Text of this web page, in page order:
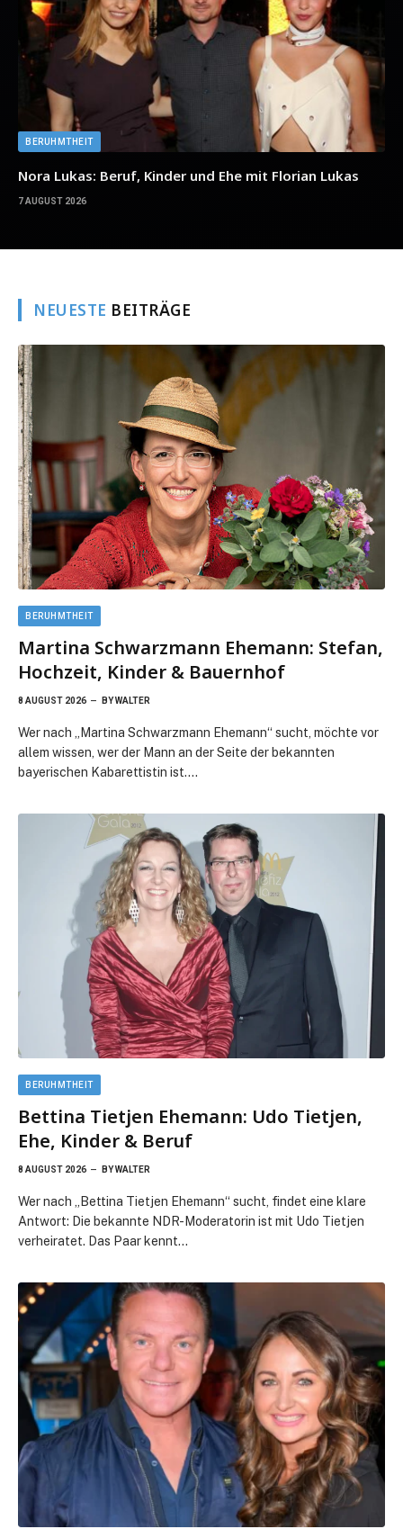
BERUHMTHEIT
Nora Lukas: Beruf, Kinder und Ehe mit Florian Lukas
7 AUGUST 2026
NEUESTE BEITRÄGE
BERUHMTHEIT
Martina Schwarzmann Ehemann: Stefan,
Hochzeit, Kinder & Bauernhof
8 AUGUST 2026 BYWALTER
Wer nach „Martina Schwarzmann Ehemann“ sucht, möchte vor
allem wissen, wer der Mann an der Seite der bekannten
bayerischen Kabarettistin ist.…
BERUHMTHEIT
Bettina Tietjen Ehemann: Udo Tietjen,
Ehe, Kinder & Beruf
8 AUGUST 2026 BYWALTER
Wer nach „Bettina Tietjen Ehemann“ sucht, findet eine klare
Antwort: Die bekannte NDR-Moderatorin ist mit Udo Tietjen
verheiratet. Das Paar kennt…